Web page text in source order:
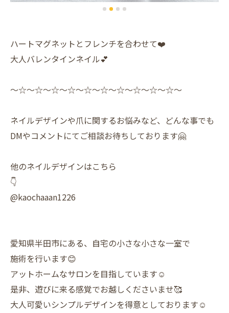
ハートマグネットとフレンチを合わせて❤️
大人バレンタインネイル💕
〜☆〜☆〜☆〜☆〜☆〜☆〜☆〜☆〜☆〜☆〜
ネイルデザインや爪に関するお悩みなど、どんな事でも
DMやコメントにてご相談お待ちしております🤗
他のネイルデザインはこちら
👇
@kaochaaan1226
愛知県半田市にある、自宅の小さな小さな一室で
施術を行います😊
アットホームなサロンを目指しています☺️
是非、遊びに来る感覚でお越しくださいませ🥰
大人可愛いシンプルデザインを得意としております☺️